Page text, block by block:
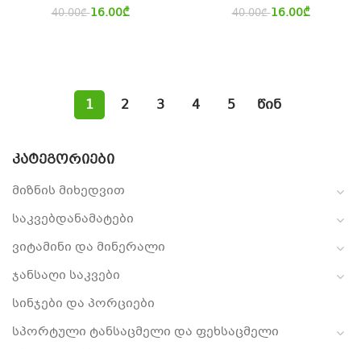
ᲙᲐᲢᲔᲒᲝᲠᲘᲔᲑᲘ
მიზნის მიხედვით
საკვებდანამატები
ვიტამინი და მინერალი
ჯანსაღი საკვები
სინჯები და პორციები
სპორტული ტანსაცმელი და ფეხსაცმელი
40.00₾ 16.00₾ 40.00₾ 16.00₾
1 2 3 4 5 წინ